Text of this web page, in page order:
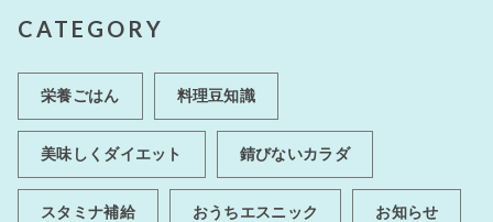
CATEGORY
栄養ごはん 料理豆知識
美味しくダイエット 錆びないカラダ
スタミナ補給 おうちエスニック お知らせ